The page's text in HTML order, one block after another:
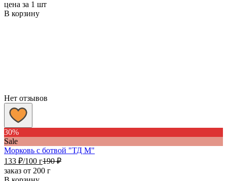
цена за 1 шт
В корзину
Нет отзывов
30%
Sale
Морковь с ботвой "ТД М"
133 ₽/100 г190₽
заказ от 200 г